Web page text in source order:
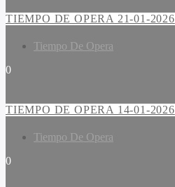
TIEMPO DE OPERA 21-01-2026
Tiempo De Opera
0
TIEMPO DE OPERA 14-01-2026
Tiempo De Opera
0